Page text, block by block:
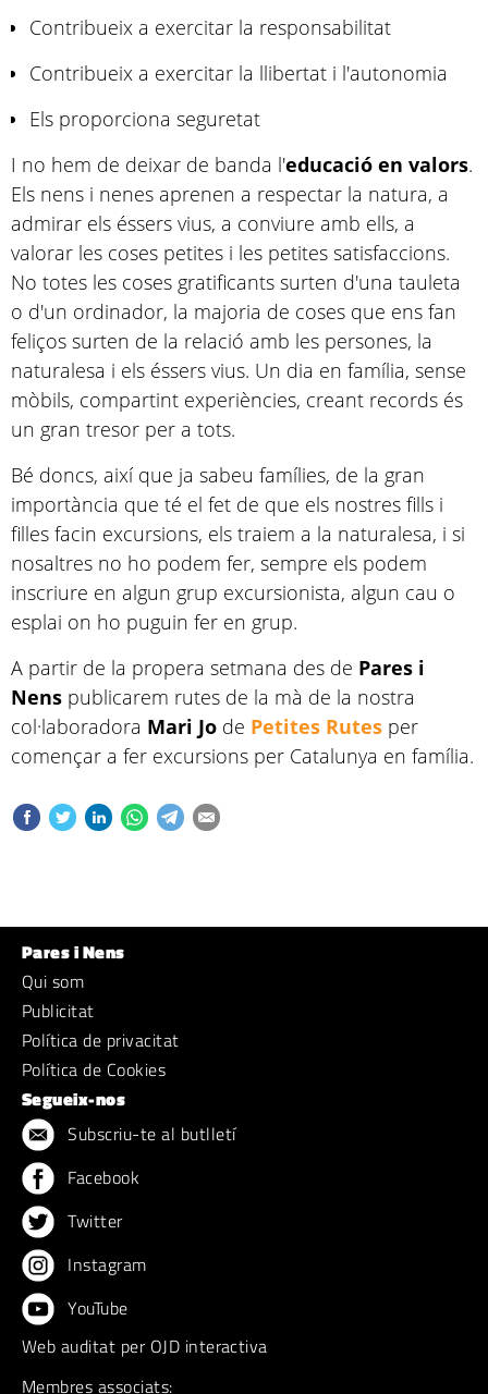
Contribueix a exercitar la responsabilitat
Contribueix a exercitar la llibertat i l'autonomia
Els proporciona seguretat
I no hem de deixar de banda l'educació en valors.
Els nens i nenes aprenen a respectar la natura, a
admirar els éssers vius, a conviure amb ells, a
valorar les coses petites i les petites satisfaccions.
No totes les coses gratificants surten d'una tauleta
o d'un ordinador, la majoria de coses que ens fan
feliços surten de la relació amb les persones, la
naturalesa i els éssers vius. Un dia en família, sense
mòbils, compartint experiències, creant records és
un gran tresor per a tots.
Bé doncs, així que ja sabeu famílies, de la gran
importància que té el fet de que els nostres fills i
filles facin excursions, els traiem a la naturalesa, i si
nosaltres no ho podem fer, sempre els podem
inscriure en algun grup excursionista, algun cau o
esplai on ho puguin fer en grup.
A partir de la propera setmana des de Pares i
Nens publicarem rutes de la mà de la nostra
col·laboradora Mari Jo de Petites Rutes per
començar a fer excursions per Catalunya en família.
Pares i Nens
Qui som
Publicitat
Política de privacitat
Política de Cookies
Segueix-nos
Subscriu-te al butlletí
Facebook
Twitter
Instagram
YouTube
Web auditat per OJD interactiva
Membres associats: